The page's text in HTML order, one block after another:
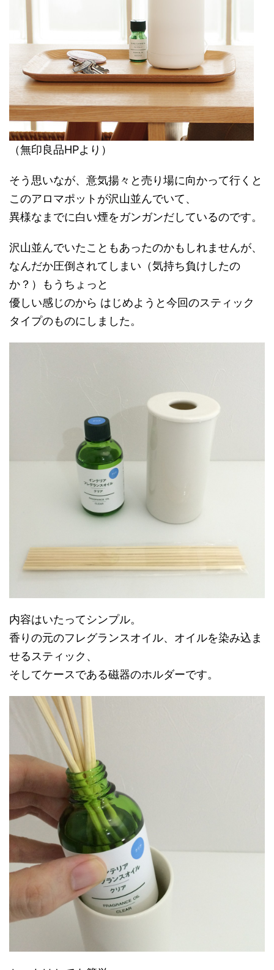
（無印良品HPより）
そう思いなが、意気揚々と売り場に向かって行くと
このアロマポットが沢山並んでいて、
異様なまでに白い煙をガンガンだしているのです。
沢山並んでいたこともあったのかもしれませんが、
なんだか圧倒されてしまい（気持ち負けしたの
か？）もうちょっと
優しい感じのから はじめようと今回のスティック
タイプのものにしました。
内容はいたってシンプル。
香りの元のフレグランスオイル、オイルを染み込ま
せるスティック、
そしてケースである磁器のホルダーです。